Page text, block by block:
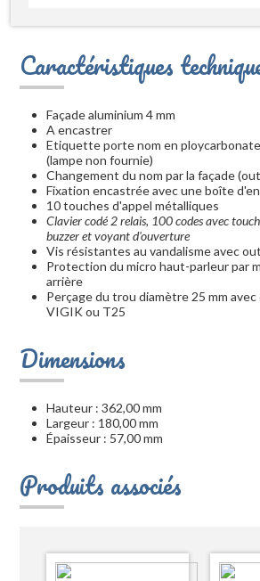
Caractéristiques
Façade aluminium 4 mm
A encastrer
Etiquette porte nom en
(lampe non fournie)
Changement du nom par la façade
Fixation encastrée avec une boîte
10 touches d'appel métalliques
Clavier codé 2 relais, 100 codes avec
buzzer et voyant d'ouverture
Vis résistantes au vandalisme avec
Protection du micro haut-parleur par
arrière
Perçage du trou diamètre 25 mm
VIGIK ou T25
Dimensions
Hauteur : 362,00 mm
Largeur : 180,00 mm
Épaisseur : 57,00 mm
Produits associés